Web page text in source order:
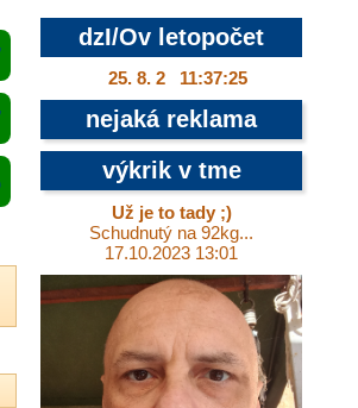
dzI/Ov letopočet
25. 8. 2 11:37:26
nejaká reklama
výkrik v tme
Už je to tady ;)
Schudnutý na 92kg...
17.10.2023 13:01